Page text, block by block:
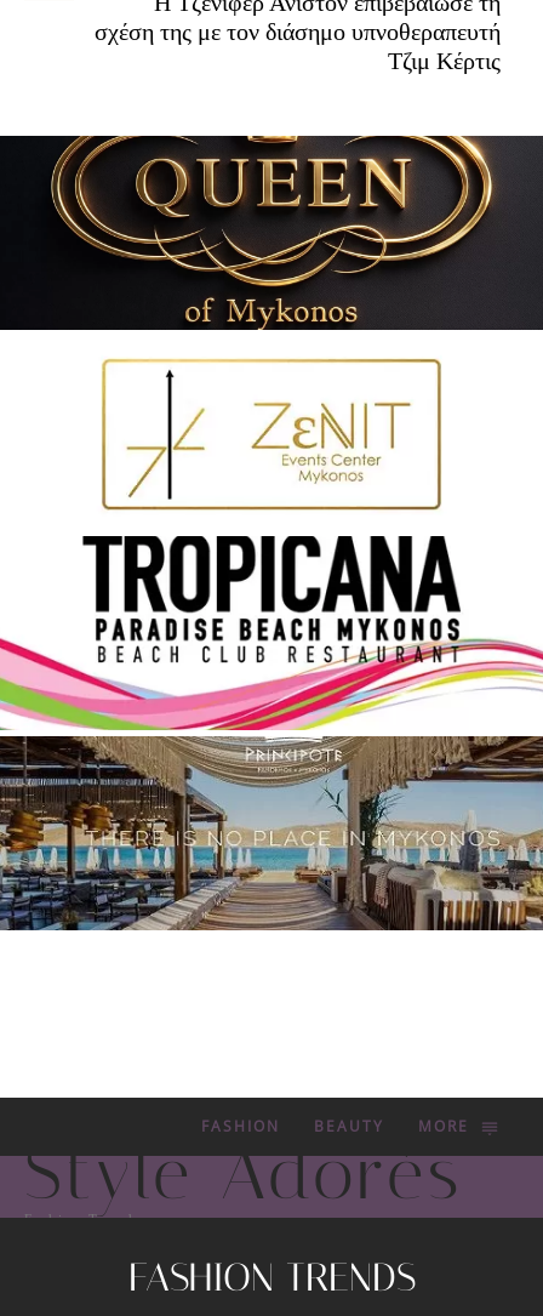
σχέση της με τον διάσημο υπνοθεραπευτή
Τζιμ Κέρτις
FASHION BEAUTY MORE
Style Adorés
Fashion Trends
FASHION TRENDS